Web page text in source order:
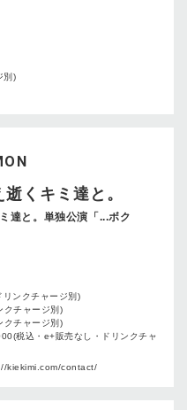
別)
くキミ達と。
達と。単独公演「...ボク
ンクチャージ別)
クチャージ別)
クチャージ別)
税込・e+販売なし・ドリンクチャ
kiekimi.com/contact/